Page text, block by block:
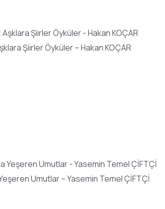
Şiirler Öyküler – Hakan KOÇAR
Umutlar – Yasemin Temel ÇİFTÇİ